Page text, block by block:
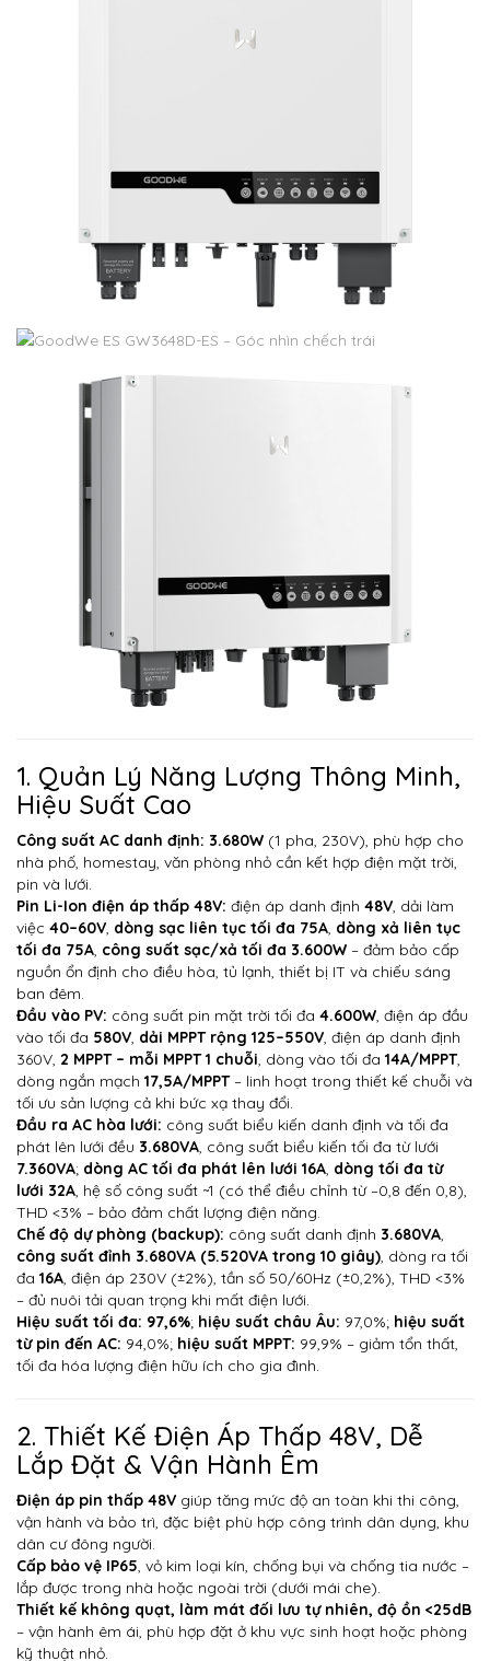
1. Quản Lý Năng Lượng Thông Minh,
Hiệu Suất Cao
Công suất AC danh định: 3.680W (1 pha, 230V), phù hợp cho
nhà phố, homestay, văn phòng nhỏ cần kết hợp điện mặt trời,
pin và lưới.
Pin Li-Ion điện áp thấp 48V: điện áp danh định 48V, dải làm
việc 40–60V, dòng sạc liên tục tối đa 75A, dòng xả liên tục
tối đa 75A, công suất sạc/xả tối đa 3.600W – đảm bảo cấp
nguồn ổn định cho điều hòa, tủ lạnh, thiết bị IT và chiếu sáng
ban đêm.
Đầu vào PV: công suất pin mặt trời tối đa 4.600W, điện áp đầu
vào tối đa 580V, dải MPPT rộng 125–550V, điện áp danh định
360V, 2 MPPT – mỗi MPPT 1 chuỗi, dòng vào tối đa 14A/MPPT,
dòng ngắn mạch 17,5A/MPPT– linh hoạt trong thiết kế chuỗi và
tối ưu sản lượng cả khi bức xạ thay đổi.
Đầu ra AC hòa lưới: công suất biểu kiến danh định và tối đa
phát lên lưới đều 3.680VA, công suất biểu kiến tối đa từ lưới
7.360VA; dòng AC tối đa phát lên lưới 16A, dòng tối đa từ
lưới 32A, hệ số công suất ~1 (có thể điều chỉnh từ –0,8 đến 0,8),
THD <3% – bảo đảm chất lượng điện năng.
Chế độ dự phòng (backup): công suất danh định 3.680VA,
công suất đỉnh 3.680VA (5.520VA trong 10 giây), dòng ra tối
đa 16A, điện áp 230V (±2%), tần số 50/60Hz (±0,2%), THD <3%
– đủ nuôi tải quan trọng khi mất điện lưới.
Hiệu suất tối đa: 97,6%; hiệu suất châu Âu: 97,0%; hiệu suất
từ pin đến AC: 94,0%; hiệu suất MPPT: 99,9% – giảm tổn thất,
tối đa hóa lượng điện hữu ích cho gia đình.
2. Thiết Kế Điện Áp Thấp 48V, Dễ
Lắp Đặt & Vận Hành Êm
Điện áp pin thấp 48V giúp tăng mức độ an toàn khi thi công,
vận hành và bảo trì, đặc biệt phù hợp công trình dân dụng, khu
dân cư đông người.
Cấp bảo vệ IP65, vỏ kim loại kín, chống bụi và chống tia nước –
lắp được trong nhà hoặc ngoài trời (dưới mái che).
Thiết kế không quạt, làm mát đối lưu tự nhiên, độ ồn <25dB
– vận hành êm ái, phù hợp đặt ở khu vực sinh hoạt hoặc phòng
kỹ thuật nhỏ.